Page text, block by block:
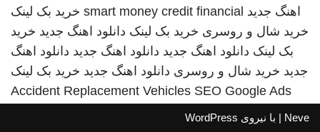
اهنگ جدید smart money credit financial خرید بک لینک
خرید شال و روسری خرید بک لینک دانلود اهنگ جدید خرید
بک لینک دانلود اهنگ جدید دانلود اهنگ جدید دانلود اهنگ
جدید خرید شال و روسری دانلود اهنگ جدید خرید بک لینک
Accident Replacement Vehicles SEO Google Ads
Neve | با نیروی WordPress